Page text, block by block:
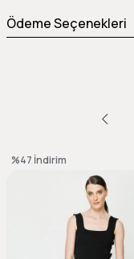
Ödeme Seçenekleri
%47 İndirim